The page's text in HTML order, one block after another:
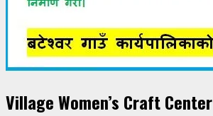
Village Women’s Craft Center